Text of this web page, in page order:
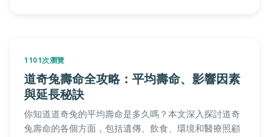
豹貓適合新手嗎？完整飼養指南與真實經
驗分享
想知道豹貓是否適合新手飼養嗎？本文從豹貓的性格、
飼養挑戰、成本健康等方面深入解析，並分享個人真實
經驗，幫助你做出明智決定。內容包括常見問答、飼養